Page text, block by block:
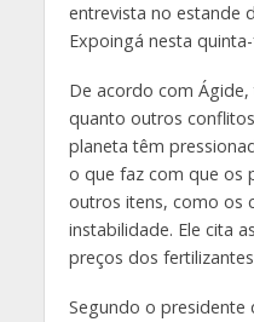
entrevista no estande
Expoingá nesta
De acordo com
quanto outros
planeta têm
o que faz com que os
outros itens, como os
instabilidade. Ele cita
preços dos
Segundo o presidente